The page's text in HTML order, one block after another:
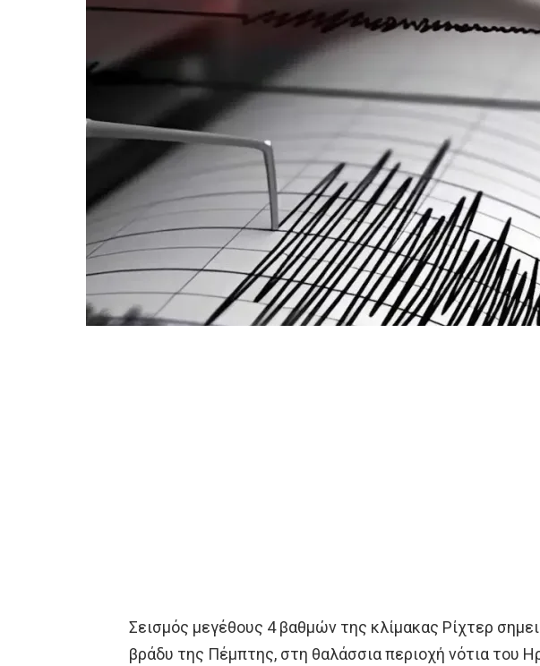
Σεισμός μεγέθους 4 βαθμών της κλίμακας Ρίχτερ
βράδυ της Πέμπτης, στη θαλάσσια περιοχή νότια του